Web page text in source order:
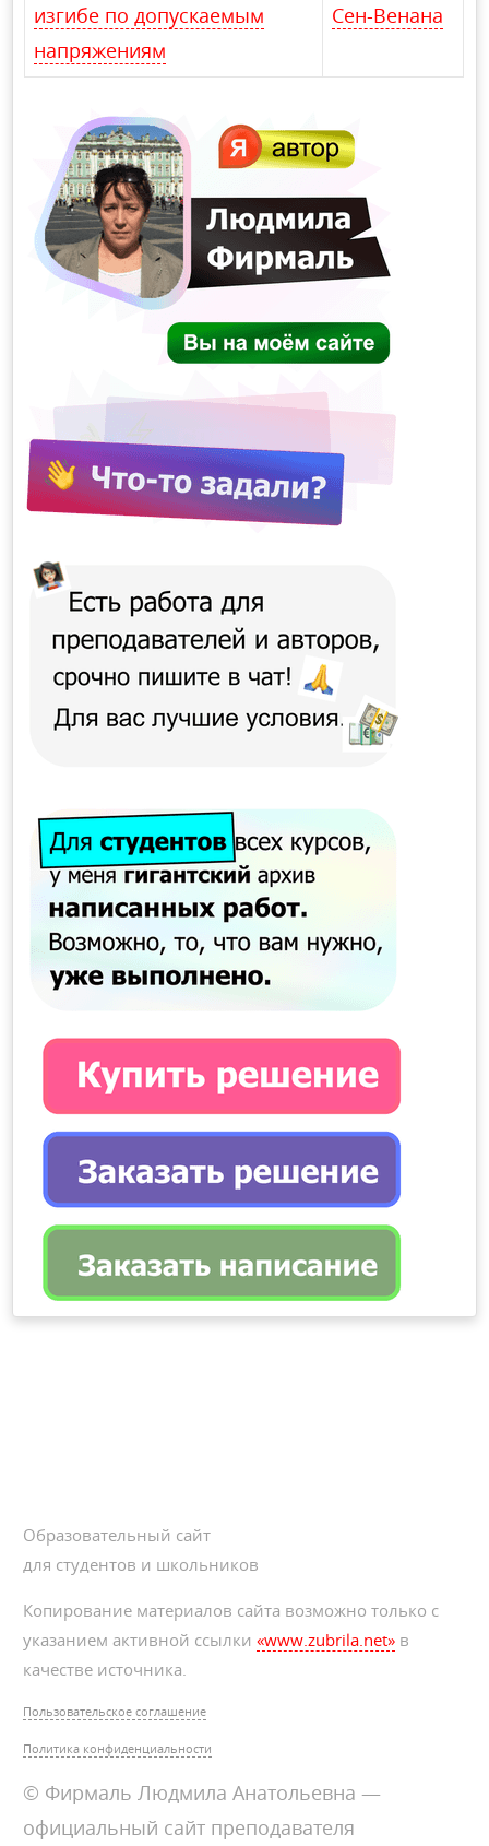
изгибе по допускаемым
напряжениям
Сен-Венана
Образовательный сайт
для студентов и школьников
Копирование материалов сайта возможно только с
указанием активной ссылки«www.zubrila.net» в
качестве источника.
Пользовательское соглашение
Политика конфиденциальности
© Фирмаль Людмила Анатольевна —
официальный сайт преподавателя